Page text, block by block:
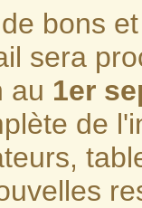
bons
sera
au 1er
de